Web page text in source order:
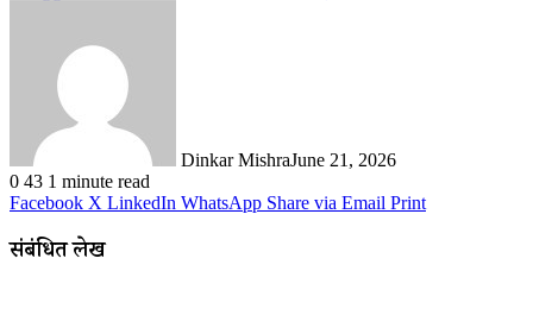
Dinkar MishraJune 21, 2026
0 43 1 minute read
Facebook X LinkedIn WhatsApp Share via Email Print
संबंधित लेख